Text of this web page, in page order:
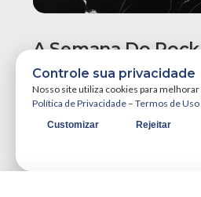
A Semana Do
Pessoa Promete
Maiores Finais De
A Semana do Rock em João
Simplesmente teremos três
Controle sua privacidade
Nosso site utiliza cookies para melhorar
Política de Privacidade – Termos de Uso
Customizar Rejeitar